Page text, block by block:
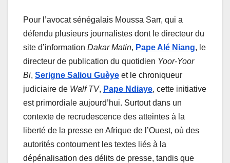
Pour l’avocat sénégalais Moussa Sarr, qui a
défendu plusieurs journalistes dont le directeur du
site d’information Dakar Matin, Pape Alé Niang, le
directeur de publication du quotidien Yoor-Yoor
Bi, Serigne Saliou Guèye et le chroniqueur
judiciaire de Walf TV, Pape Ndiaye, cette initiative
est primordiale aujourd’hui. Surtout dans un
contexte de recrudescence des atteintes à la
liberté de la presse en Afrique de l’Ouest, où des
autorités contournent les textes liés à la
dépénalisation des délits de presse, tandis que